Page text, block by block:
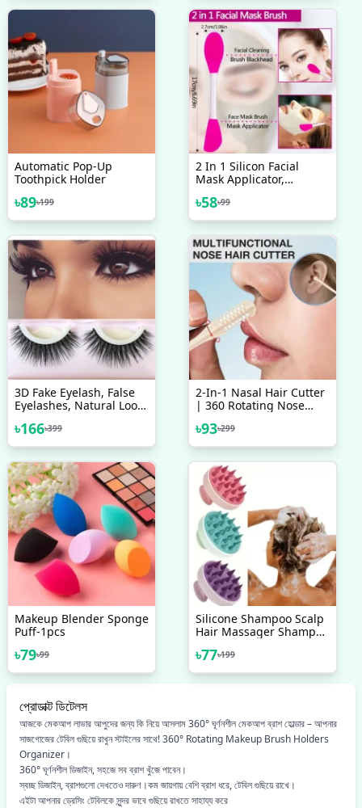
Automatic Pop-Up
Toothpick Holder
৳89৳199
2 In 1 Silicon Facial
Mask Applicator,
Brush For Pore
Cleansing, Gentle
Blackhead Brush
৳58৳99
3D Fake Eyelash, False
Eyelashes, Natural Look
৳166৳399
2-In-1 Nasal Hair Cutter
| 360 Rotating Nose
Ear Picker | Portable
Double-Sided Nose &
৳93৳299
Makeup Blender Sponge
Puff-1pcs
৳79৳99
Silicone Shampoo Scalp
Hair Massager Shampoo
Massage Brush Scalp
Massager Hair Shower
Brush Comb Care Tool
৳77৳199
প্রোডাক্ট ডিটেলস
আজকে মেকআপ লাভার আপুদের জন্য কি নিয়ে আসলাম360° ঘূর্ণনশীল মেকআপ ব্রাশ হোল্ডার – আপনার
সাজগোজের টেবিল গুছিয়ে রাখুন স্টাইলের সাথে! 360° Rotating Makeup Brush Holders
Organizer।
360° ঘূর্ণনশীল ডিজাইন, সহজে সব ব্রাশ খুঁজে পাবেন।
স্বচ্ছ ডিজাইন, ব্রাশগুলো দেখতেও দারুণ।কম জায়গায় বেশি ব্রাশ ধরে, টেবিল গুছিয়ে রাখে।
এইটা আপনার ড্রেসিং টেবিলকে সুন্দর ভাবে গুছিয়ে রাখতে সাহায্য করে